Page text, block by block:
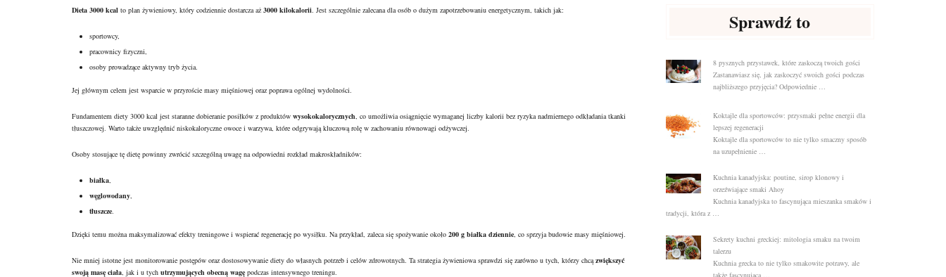
Dieta 3000 kcal to plan żywieniowy, który codziennie dostarcza aż 3000 kilokalorii. Jest szczególnie zalecana dla osób o dużym zapotrzebowaniu energetycznym, takich jak:
sportowcy,
pracownicy fizyczni,
osoby prowadzące aktywny tryb życia.
Jej głównym celem jest wsparcie w przyroście masy mięśniowej oraz poprawa ogólnej wydolności.
Fundamentem diety 3000 kcal jest staranne dobieranie posiłków z produktów wysokokalorycznych, co umożliwia osiągnięcie wymaganej liczby kalorii bez ryzyka nadmiernego odkładania tkanki
tłuszczowej. Warto także uwzględnić niskokaloryczne owoce i warzywa, które odgrywają kluczową rolę w zachowaniu równowagi odżywczej.
Osoby stosujące tę dietę powinny zwrócić szczególną uwagę na odpowiedni rozkład makroskładników:
białka,
węglowodany,
tłuszcze.
Dzięki temu można maksymalizować efekty treningowe i wspierać regenerację po wysiłku. Na przykład, zaleca się spożywanie około 200 g białka dziennie, co sprzyja budowie masy mięśniowej.
Nie mniej istotne jest monitorowanie postępów oraz dostosowywanie diety do własnych potrzeb i celów zdrowotnych. Ta strategia żywieniowa sprawdzi się zarówno u tych, którzy chcązwiększyć
swoją masę ciała, jak i u tych utrzymujących obecną wagę podczas intensywnego treningu.
Sprawdź to
8 pysznych przystawek, które zaskoczą twoich gości
Zastanawiasz się, jak zaskoczyć swoich gości podczas
najbliższego przyjęcia? Odpowiednie …
Koktajle dla sportowców: przysmaki pełne energii dla
lepszej regeneracji
Koktajle dla sportowców to nie tylko smaczny sposób
na uzupełnienie …
Kuchnia kanadyjska: poutine, sirop klonowy i
orzeźwiające smaki Ahoy
Kuchnia kanadyjska to fascynująca mieszanka smaków i
tradycji, która z …
Sekrety kuchni greckiej: mitologia smaku na twoim
talerzu
Kuchnia grecka to nie tylko smakowite potrawy, ale
także fascynująca …